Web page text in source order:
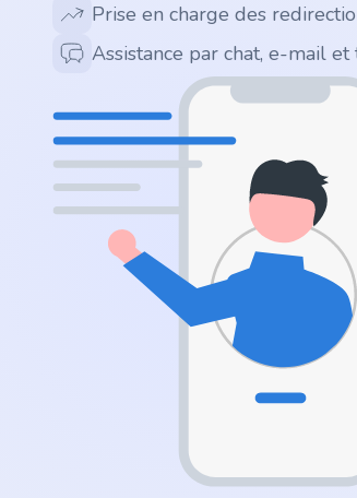
.app
.co
.no
Prise en charge des
Assistance par chat, e-mail